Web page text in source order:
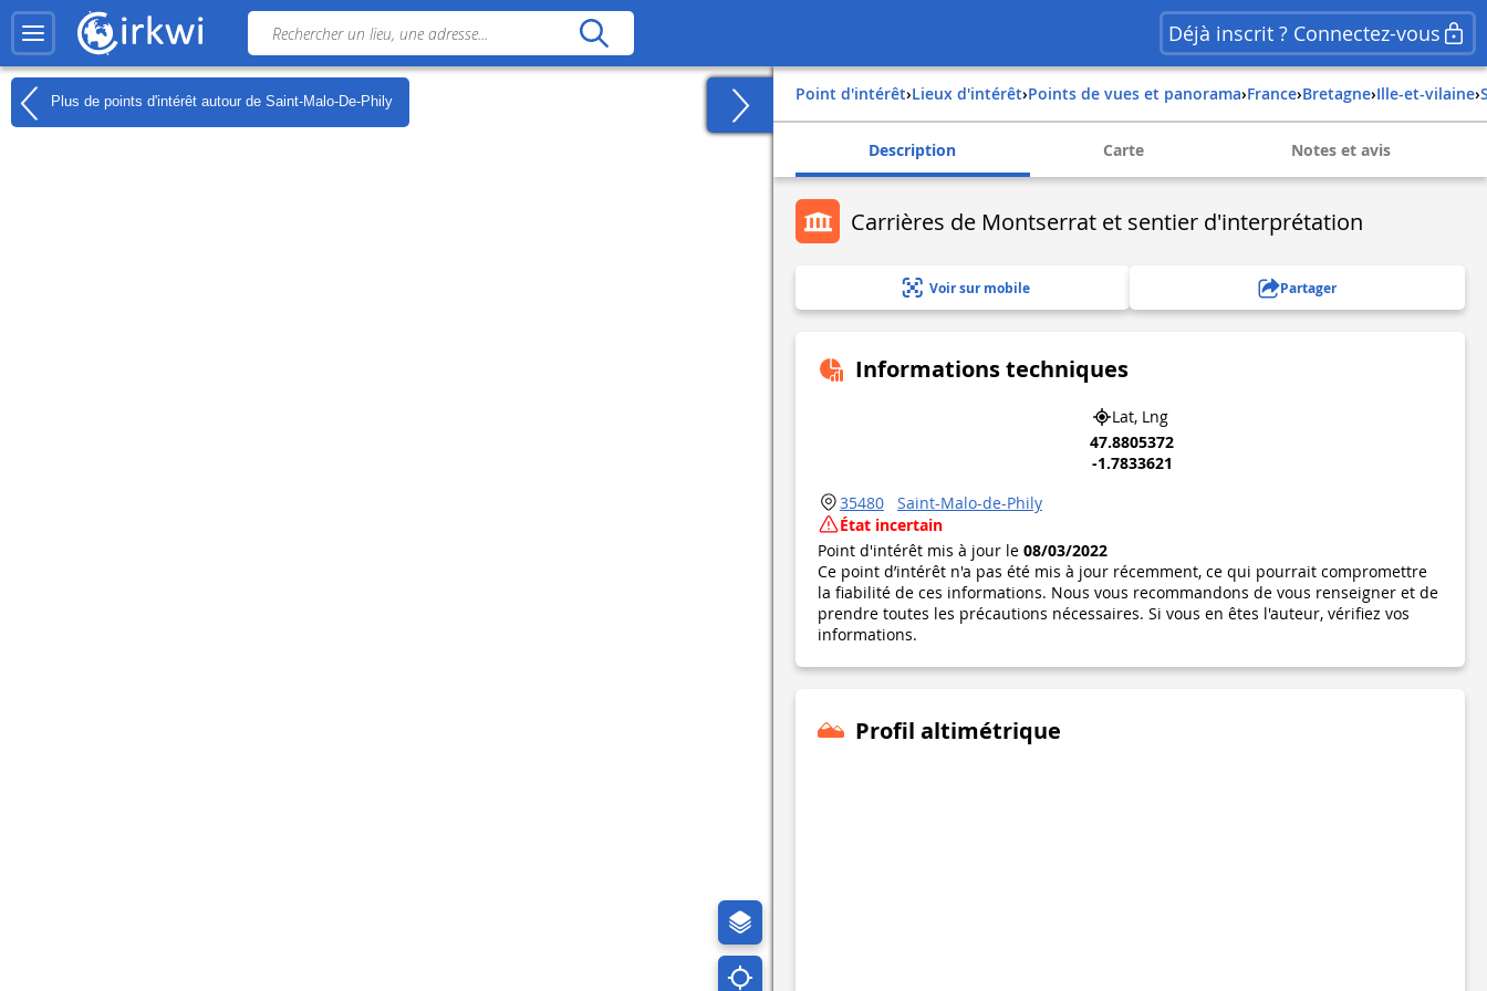
Déjà inscrit ? Connectez-vous
Plus de points d'intérêt autour de Saint-Malo-De-Phily Point d'intérêt› Lieux d'intérêt› Points de vues et panorama› france› bretagne› ille-et-vilaine›
Description Carte Notes et avis
Carrières de Montserrat et sentier d'interprétation
Voir sur mobile Partager
Informations techniques
Lat, Lng
47.8805372
-1.7833621
35480
Saint-Malo-de-Phily
État incertain
Point d'intérêt mis à jour le 08/03/2022
Ce point d’intérêt n'a pas été mis à jour récemment, ce qui pourrait compromettre
la fiabilité de ces informations. Nous vous recommandons de vous renseigner et de
prendre toutes les précautions nécessaires. Si vous en êtes l'auteur, vérifiez vos
informations.
Profil altimétrique